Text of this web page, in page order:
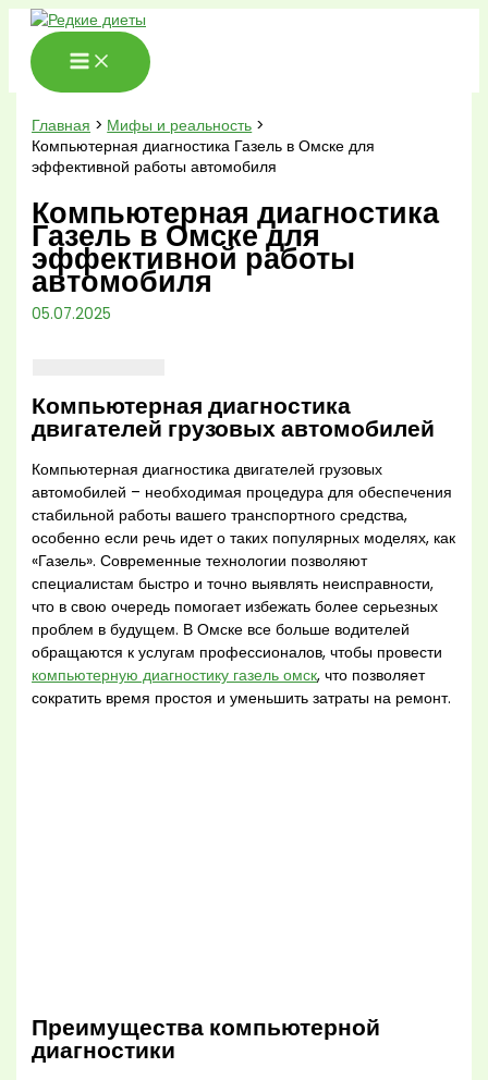
Перейти
содержимому
Главная
Мифы и реальность
Компьютерная диагностика Газель в Омске для
эффективной работы автомобиля
Компьютерная диагностика
Газель в Омске для
эффективной работы
автомобиля
05.07.2025
Компьютерная диагностика
двигателей грузовых автомобилей
Компьютерная диагностика двигателей грузовых
автомобилей – необходимая процедура для обеспечения
стабильной работы вашего транспортного средства,
особенно если речь идет о таких популярных моделях, как
«Газель». Современные технологии позволяют
специалистам быстро и точно выявлять неисправности,
что в свою очередь помогает избежать более серьезных
проблем в будущем. В Омске все больше водителей
обращаются к услугам профессионалов, чтобы провести
компьютерную диагностику газель омск, что позволяет
сократить время простоя и уменьшить затраты на ремонт.
Преимущества компьютерной
диагностики